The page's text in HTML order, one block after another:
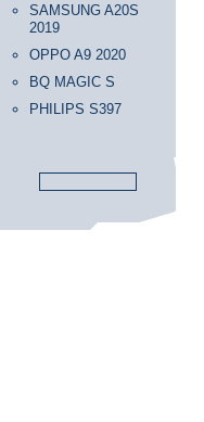
SAMSUNG A20S
2019
OPPO A9 2020
BQ MAGIC S
PHILIPS S397